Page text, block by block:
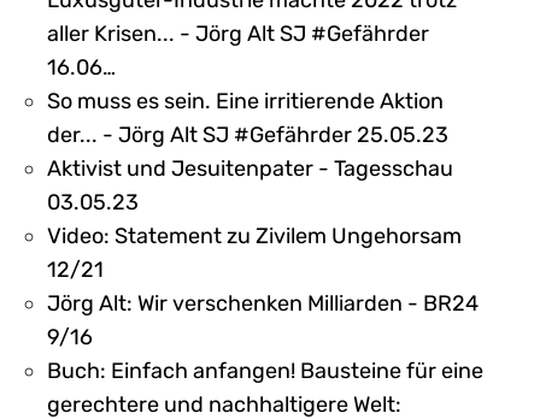
aller Krisen... - Jörg Alt SJ #Gefährder
16.06…
So muss es sein. Eine irritierende Aktion
der... - Jörg Alt SJ #Gefährder 25.05.23
Aktivist und Jesuitenpater - Tagesschau
03.05.23
Video: Statement zu Zivilem Ungehorsam
12/21
Jörg Alt: Wir verschenken Milliarden - BR24
9/16
Buch: Einfach anfangen! Bausteine für eine
gerechtere und nachhaltigere Welt: